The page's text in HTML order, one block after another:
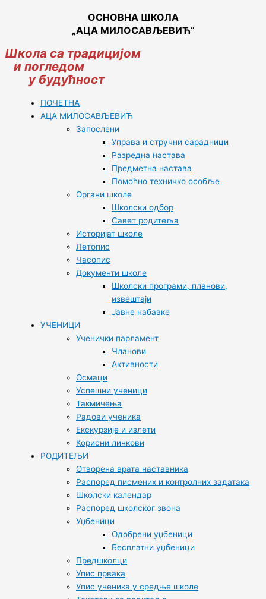
ОСНОВНА ШКОЛА
„АЦА МИЛОСАВЉЕВИЋ“
Школа са традицијом
и погледом
у будућност
ПОЧЕТНА
АЦА МИЛОСАВЉЕВИЋ
Запослени
Управа и стручни сарадници
Разредна настава
Предметна настава
Помоћно техничко особље
Органи школе
Школски одбор
Савет родитеља
Историјат школе
Летопис
Часопис
Документи школе
Школски програми, планови,
извештаји
Јавне набавке
УЧЕНИЦИ
Ученички парламент
Чланови
Активности
Осмаци
Успешни ученици
Такмичења
Радови ученика
Екскурзије и излети
Корисни линкови
РОДИТЕЉИ
Отворена врата наставника
Распоред писмених и контролних задатака
Школски календар
Распоред школског звона
Уџбеници
Одобрени уџбеници
Бесплатни уџбеници
Предшколци
Упис првака
Упис ученика у средње школе